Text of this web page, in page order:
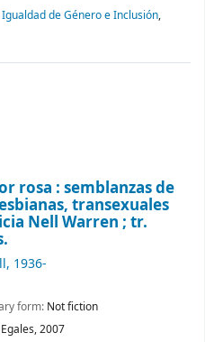
de Género e Inclusión,
rosa : semblanzas de
transexuales
Nell Warren ; tr.
, 1936-
form: Not fiction
Egales,2007